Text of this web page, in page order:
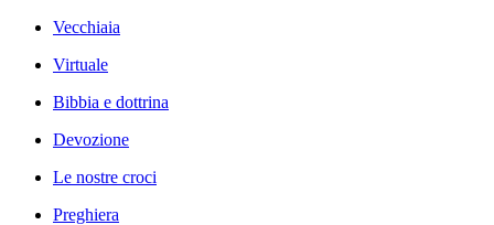
Vecchiaia
Virtuale
Bibbia e dottrina
Devozione
Le nostre croci
Preghiera